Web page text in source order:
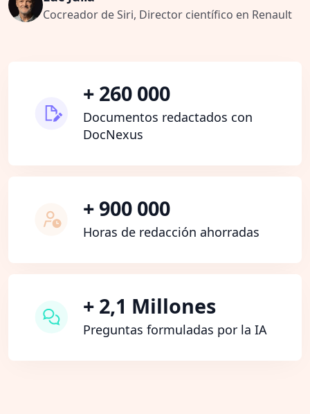
Cocreador de Siri, Director científico en Renault
+ 260 000
Documentos redactados con
DocNexus
+ 900 000
Horas de redacción ahorradas
+ 2,1 Millones
Preguntas formuladas por la IA